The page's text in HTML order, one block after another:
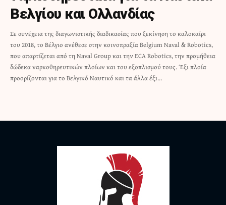
Βελγίου και Ολλανδίας
Σε συνέχεια της διαγωνιστικής διαδικασίας που ξεκίνηση το καλοκαίρι
του 2018, το Βέλγιο ανέθεσε στην κοινοπραξία Belgium Naval & Robotics,
που απαρτίζεται από τη Naval Group και την ECA Robotics, την προμήθεια
δώδεκα ναρκοθηρευτικών πλοίων και του εξοπλισμού τους. Έξι πλοία
προορίζονται για το Βελγικό Ναυτικό και τα άλλα έξι…